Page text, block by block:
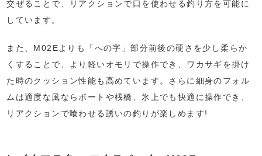
交ぜることで、リアクションで口を使わせる釣り方を可能に
しています。
また、M02Eよりも「への字」部分前後の硬さを少し柔らか
くすることで、より軽いオモリで操作でき、ワカサギを掛け
た時のクッション性能も高めています。さらに細身のフォル
ムは適度な風ならボートや桟橋、氷上でも快適に操作でき、
リアクションで喰わせる誘いの釣りが楽しめます!